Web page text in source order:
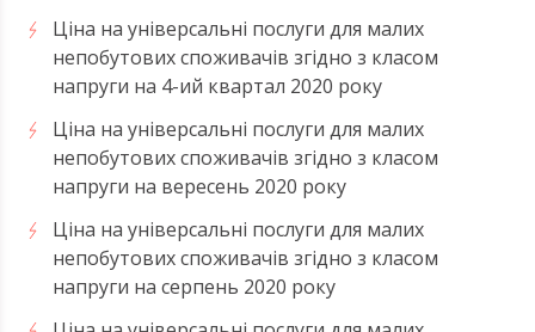
Ціна на універсальні послуги для малих
непобутових споживачів згідно з класом
напруги на 4-ий квартал 2020 року
Ціна на універсальні послуги для малих
непобутових споживачів згідно з класом
напруги на вересень 2020 року
Ціна на універсальні послуги для малих
непобутових споживачів згідно з класом
напруги на серпень 2020 року